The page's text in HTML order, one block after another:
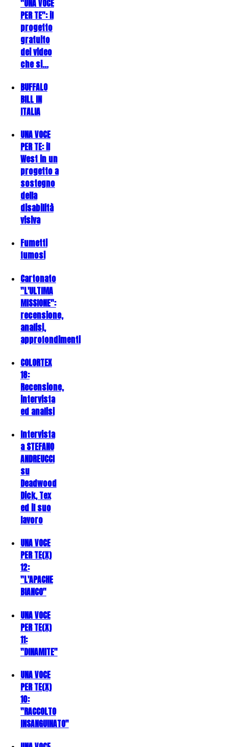
"UNA VOCE
PER TE": il
progetto
gratuito
dei video
che si…
BUFFALO
BILL IN
ITALIA
UNA VOCE
PER TE: il
West in un
progetto a
sostegno
della
disabilità
visiva
Fumetti
fumosi
Cartonato
"L'ULTIMA
MISSIONE":
recensione,
analisi,
approfondimenti
COLORTEX
18:
Recensione,
intervista
ed analisi
Intervista
a STEFANO
ANDREUCCI
su
Deadwood
Dick, Tex
ed il suo
lavoro
UNA VOCE
PER TE(X)
12:
"L'APACHE
BIANCO"
UNA VOCE
PER TE(X)
11:
"DINAMITE"
UNA VOCE
PER TE(X)
10:
"RACCOLTO
INSANGUINATO"